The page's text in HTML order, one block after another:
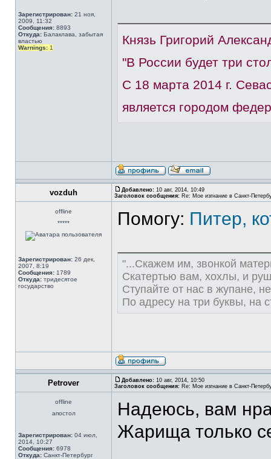
Зарегистрирован: 21 ноя,
2009, 11:32
Сообщения: 8893
Откуда: Балаклава, забытая
властью
Warnings: 1
Князь Григорий
"В России будет три
С 18 марта 2014 г.
является городом
vozduh Добавлено: 10 авг, 2014, 10:49
Заголовок сообщения: Re: Мое изгнание в Санкт-
offline
*****
Зарегистрирован: 26 дек,
2007, 8:19
Сообщения: 1789
Откуда: тридесятое
государство
Помогу: Питер,
"...Скажем им, звонкой
Скатертью вам, хохлы, и
Ступайте от нас в жупане,
По адресу на три буквы, на
Petrover Добавлено: 10 авг, 2014, 10:50
Заголовок сообщения: Re: Мое изгнание в Санкт-
offline
апостол
Зарегистрирован: 04 июл,
2014, 10:27
Сообщения: 6978
Откуда: Санкт-Петербург
Надеюсь, вам
Жарища только